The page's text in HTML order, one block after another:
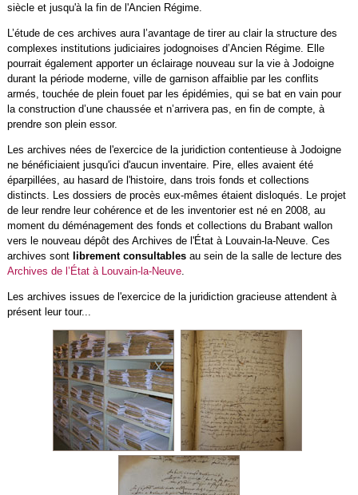
siècle et jusqu'à la fin de l'Ancien Régime.
L’étude de ces archives aura l’avantage de tirer au clair la structure des
complexes institutions judiciaires jodognoises d’Ancien Régime. Elle
pourrait également apporter un éclairage nouveau sur la vie à Jodoigne
durant la période moderne, ville de garnison affaiblie par les conflits
armés, touchée de plein fouet par les épidémies, qui se bat en vain pour
la construction d’une chaussée et n’arrivera pas, en fin de compte, à
prendre son plein essor.
Les archives nées de l'exercice de la juridiction contentieuse à Jodoigne
ne bénéficiaient jusqu'ici d'aucun inventaire. Pire, elles avaient été
éparpillées, au hasard de l'histoire, dans trois fonds et collections
distincts. Les dossiers de procès eux-mêmes étaient disloqués. Le projet
de leur rendre leur cohérence et de les inventorier est né en 2008, au
moment du déménagement des fonds et collections du Brabant wallon
vers le nouveau dépôt des Archives de l'État à Louvain-la-Neuve. Ces
archives sont librement consultables au sein de la salle de lecture des
Archives de l’État à Louvain-la-Neuve.
Les archives issues de l'exercice de la juridiction gracieuse attendent à
présent leur tour...